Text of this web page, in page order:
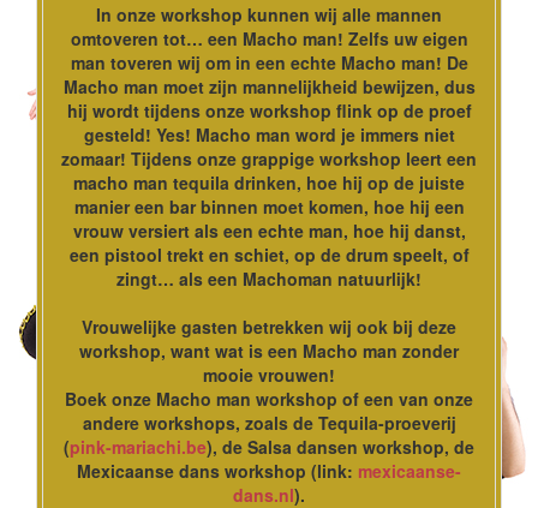
In onze workshop kunnen wij alle mannen
omtoveren tot… een Macho man! Zelfs uw eigen
man toveren wij om in een echte Macho man! De
Macho man moet zijn mannelijkheid bewijzen, dus
hij wordt tijdens onze workshop flink op de proef
gesteld! Yes! Macho man word je immers niet
zomaar! Tijdens onze grappige workshop leert een
macho man tequila drinken, hoe hij op de juiste
manier een bar binnen moet komen, hoe hij een
vrouw versiert als een echte man, hoe hij danst,
een pistool trekt en schiet, op de drum speelt, of
zingt… als een Machoman natuurlijk!
Vrouwelijke gasten betrekken wij ook bij deze
workshop, want wat is een Macho man zonder
mooie vrouwen!
Boek onze Macho man workshop of een van onze
andere workshops, zoals de Tequila-proeverij
(pink-mariachi.be), de Salsa dansen workshop, de
Mexicaanse dans workshop (link: mexicaanse-
dans.nl).